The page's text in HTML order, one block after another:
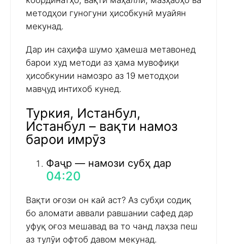
методҳои гуногуни ҳисобкунӣ муайян
мекунад.
Дар ин саҳифа шумо ҳамеша метавонед
барои худ методи аз ҳама мувофиқи
ҳисобкунии намозро аз 19 методҳои
мавҷуд интихоб кунед.
Туркия, Истанбул,
Истанбул – вақти намоз
барои имрӯз
Фаҷр — намози субҳ дар
04:20
Вақти оғози он кай аст? Аз субҳи содиқ
бо аломати аввали равшании сафед дар
уфуқ оғоз мешавад ва то чанд лаҳза пеш
аз тулӯи офтоб давом мекунад.